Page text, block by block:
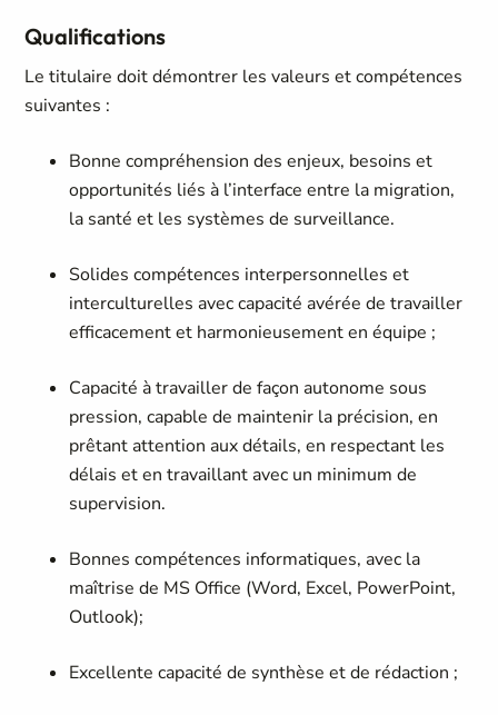
Qualifications
Le titulaire doit démontrer les valeurs et compétences
suivantes :
Bonne compréhension des enjeux, besoins et
opportunités liés à l’interface entre la migration,
la santé et les systèmes de surveillance.
Solides compétences interpersonnelles et
interculturelles avec capacité avérée de travailler
efficacement et harmonieusement en équipe ;
Capacité à travailler de façon autonome sous
pression, capable de maintenir la précision, en
prêtant attention aux détails, en respectant les
délais et en travaillant avec un minimum de
supervision.
Bonnes compétences informatiques, avec la
maîtrise de MS Office (Word, Excel, PowerPoint,
Outlook);
Excellente capacité de synthèse et de rédaction ;